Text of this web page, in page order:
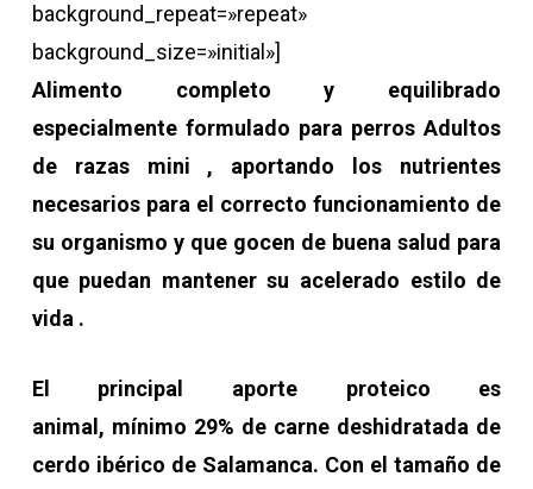
background_repeat=»repeat»
background_size=»initial»]
Alimento completo y equilibrado
especialmente formulado para perros Adultos
de razas mini , aportando los nutrientes
necesarios para el correcto funcionamiento de
su organismo y que gocen de buena salud para
que puedan mantener su acelerado estilo de
vida .
El principal aporte proteico es
animal, mínimo 29% de carne deshidratada de
cerdo ibérico de Salamanca. Con el tamaño de